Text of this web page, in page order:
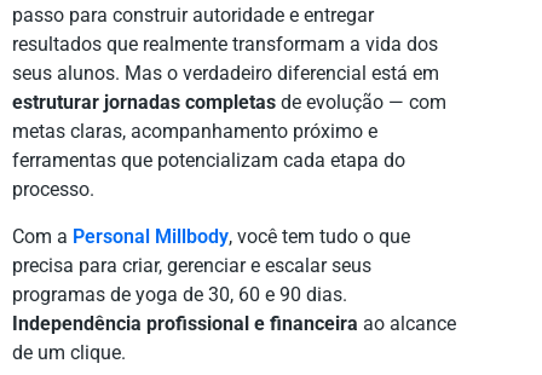
passo para construir autoridade e entregar
resultados que realmente transformam a vida dos
seus alunos. Mas o verdadeiro diferencial está em
estruturar jornadas completas de evolução — com
metas claras, acompanhamento próximo e
ferramentas que potencializam cada etapa do
processo.
Com a Personal Millbody, você tem tudo o que
precisa para criar, gerenciar e escalar seus
programas de yoga de 30, 60 e 90 dias.
Independência profissional e financeira ao alcance
de um clique.